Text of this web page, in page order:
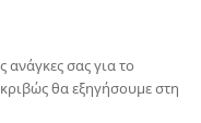
ανάγκες σας για το
θα εξηγήσουμε στη